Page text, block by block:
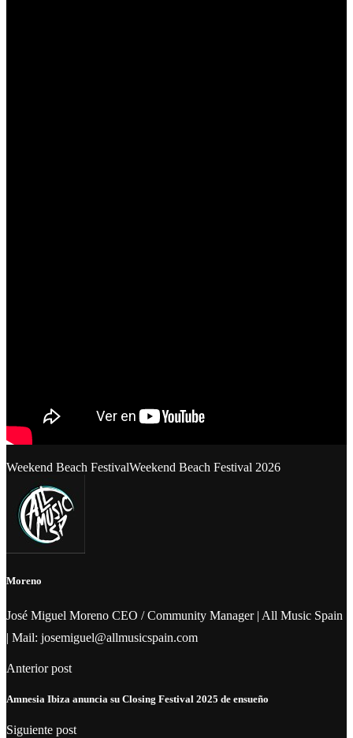
Weekend Beach FestivalWeekend Beach Festival 2026
Moreno
José Miguel Moreno CEO / Community Manager | All Music Spain
| Mail: josemiguel@allmusicspain.com
Anterior post
Amnesia Ibiza anuncia su Closing Festival 2025 de ensueño
Siguiente post